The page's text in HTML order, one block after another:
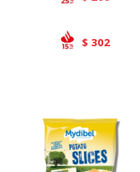
$ 302